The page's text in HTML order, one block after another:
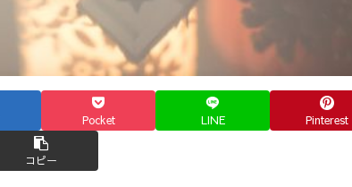
Pocket LINE Pinterest
コピー